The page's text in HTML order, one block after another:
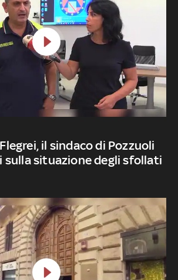
il sindaco di Pozzuoli
sulla situazione degli sfollati